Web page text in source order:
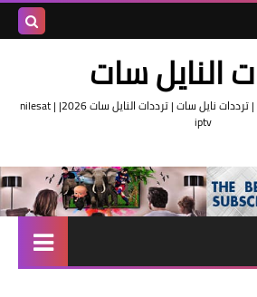
النايل سات
ترددات النايل سات | تردد قناة | ترددات نايل سات | ترددات النايل سات 2026| nilesat |
iptv